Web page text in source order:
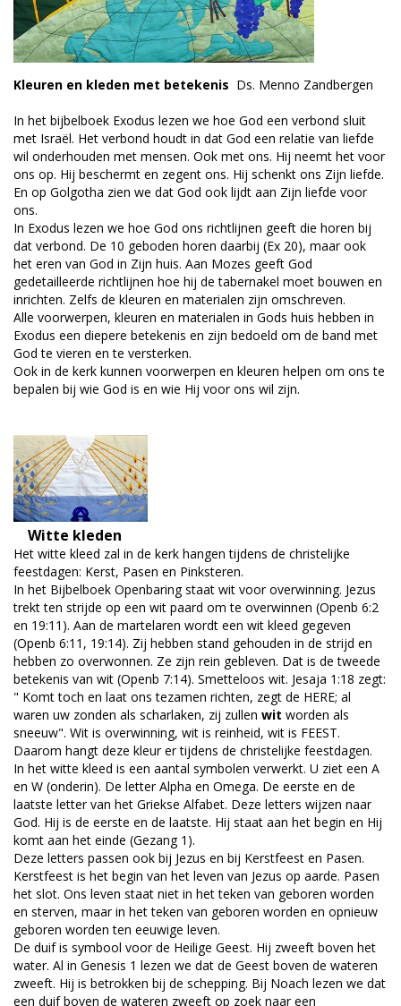
Kleuren en kleden met betekenis Ds. Menno Zandbergen
In het bijbelboek Exodus lezen we hoe God een verbond sluit
met Israël. Het verbond houdt in dat God een relatie van liefde
wil onderhouden met mensen. Ook met ons. Hij neemt het voor
ons op. Hij beschermt en zegent ons. Hij schenkt ons Zijn liefde.
En op Golgotha zien we dat God ook lijdt aan Zijn liefde voor
ons.
In Exodus lezen we hoe God ons richtlijnen geeft die horen bij
dat verbond. De 10 geboden horen daarbij (Ex 20), maar ook
het eren van God in Zijn huis. Aan Mozes geeft God
gedetailleerde richtlijnen hoe hij de tabernakel moet bouwen en
inrichten. Zelfs de kleuren en materialen zijn omschreven.
Alle voorwerpen, kleuren en materialen in Gods huis hebben in
Exodus een diepere betekenis en zijn bedoeld om de band met
God te vieren en te versterken.
Ook in de kerk kunnen voorwerpen en kleuren helpen om ons te
bepalen bij wie God is en wie Hij voor ons wil zijn.
Witte kleden
Het witte kleed zal in de kerk hangen tijdens de christelijke
feestdagen: Kerst, Pasen en Pinksteren.
In het Bijbelboek Openbaring staat wit voor overwinning. Jezus
trekt ten strijde op een wit paard om te overwinnen (Openb 6:2
en 19:11). Aan de martelaren wordt een wit kleed gegeven
(Openb 6:11, 19:14). Zij hebben stand gehouden in de strijd en
hebben zo overwonnen. Ze zijn rein gebleven. Dat is de tweede
betekenis van wit (Openb 7:14). Smetteloos wit. Jesaja 1:18 zegt:
" Komt toch en laat ons tezamen richten, zegt de HERE; al
waren uw zonden als scharlaken, zij zullen wit worden als
sneeuw". Wit is overwinning, wit is reinheid, wit is FEEST.
Daarom hangt deze kleur er tijdens de christelijke feestdagen.
In het witte kleed is een aantal symbolen verwerkt. U ziet een A
en W (onderin). De letter Alpha en Omega. De eerste en de
laatste letter van het Griekse Alfabet. Deze letters wijzen naar
God. Hij is de eerste en de laatste. Hij staat aan het begin en Hij
komt aan het einde (Gezang 1).
Deze letters passen ook bij Jezus en bij Kerstfeest en Pasen.
Kerstfeest is het begin van het leven van Jezus op aarde. Pasen
het slot. Ons leven staat niet in het teken van geboren worden
en sterven, maar in het teken van geboren worden en opnieuw
geboren worden ten eeuwige leven.
De duif is symbool voor de Heilige Geest. Hij zweeft boven het
water. Al in Genesis 1 lezen we dat de Geest boven de wateren
zweeft. Hij is betrokken bij de schepping. Bij Noach lezen we dat
een duif boven de wateren zweeft op zoek naar een